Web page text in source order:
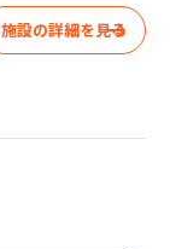
施設の詳細を見る